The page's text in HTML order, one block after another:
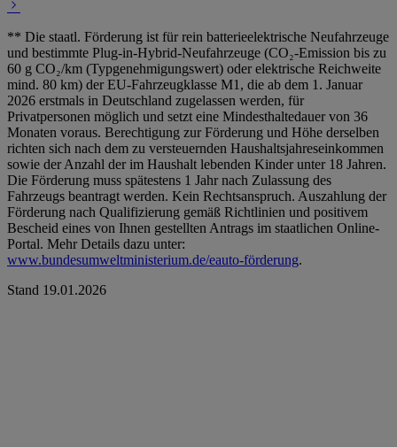
** Die staatl. Förderung ist für rein batterieelektrische Neufahrzeuge
und bestimmte Plug-in-Hybrid-Neufahrzeuge (CO₂-Emission bis zu
60 g CO₂/km (Typgenehmigungswert) oder elektrische Reichweite
mind. 80 km) der EU-Fahrzeugklasse M1, die ab dem 1. Januar
2026 erstmals in Deutschland zugelassen werden, für
Privatpersonen möglich und setzt eine Mindesthaltedauer von 36
Monaten voraus. Berechtigung zur Förderung und Höhe derselben
richten sich nach dem zu versteuernden Haushaltsjahreseinkommen
sowie der Anzahl der im Haushalt lebenden Kinder unter 18 Jahren.
Die Förderung muss spätestens 1 Jahr nach Zulassung des
Fahrzeugs beantragt werden. Kein Rechtsanspruch. Auszahlung der
Förderung nach Qualifizierung gemäß Richtlinien und positivem
Bescheid eines von Ihnen gestellten Antrags im staatlichen Online-
Portal. Mehr Details dazu unter:
www.bundesumweltministerium.de/eauto-förderung.
Stand 19.01.2026